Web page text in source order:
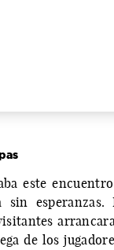
este
sin
de los